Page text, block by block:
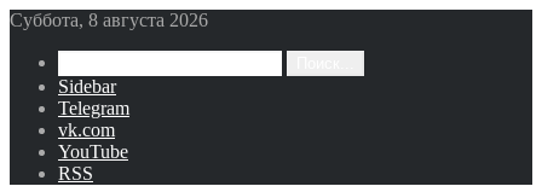
Суббота, 8 августа 2026
Sidebar
Telegram
vk.com
YouTube
RSS